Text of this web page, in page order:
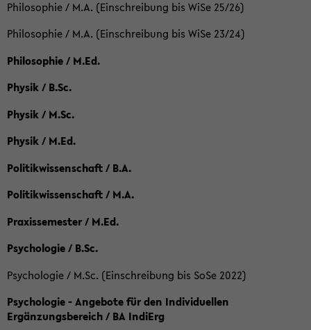
Philosophie / M.A. (Einschreibung bis WiSe 25/26)
Philosophie / M.A. (Einschreibung bis WiSe 23/24)
Philosophie / M.Ed.
Physik / B.Sc.
Physik / M.Sc.
Physik / M.Ed.
Politikwissenschaft / B.A.
Politikwissenschaft / M.A.
Praxissemester / M.Ed.
Psychologie / B.Sc.
Psychologie / M.Sc. (Einschreibung bis SoSe 2022)
Psychologie - Angebote für den Individuellen
Ergänzungsbereich / BA IndiErg